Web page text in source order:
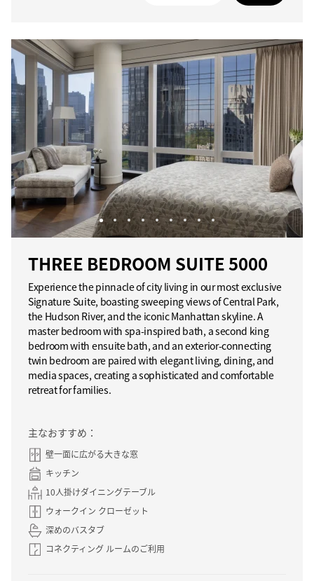
THREE BEDROOM SUITE 5000
Experience the pinnacle of city living in our most exclusive
Signature Suite, boasting sweeping views of Central Park,
the Hudson River, and the iconic Manhattan skyline. A
master bedroom with spa-inspired bath, a second king
bedroom with ensuite bath, and an exterior-connecting
twin bedroom are paired with elegant living, dining, and
media spaces, creating a sophisticated and comfortable
retreat for families.
主なおすすめ：
壁一面に広がる大きな窓
キッチン
10人掛けダイニングテーブル
ウォークイン クローゼット
深めのバスタブ
コネクティング ルームのご利用